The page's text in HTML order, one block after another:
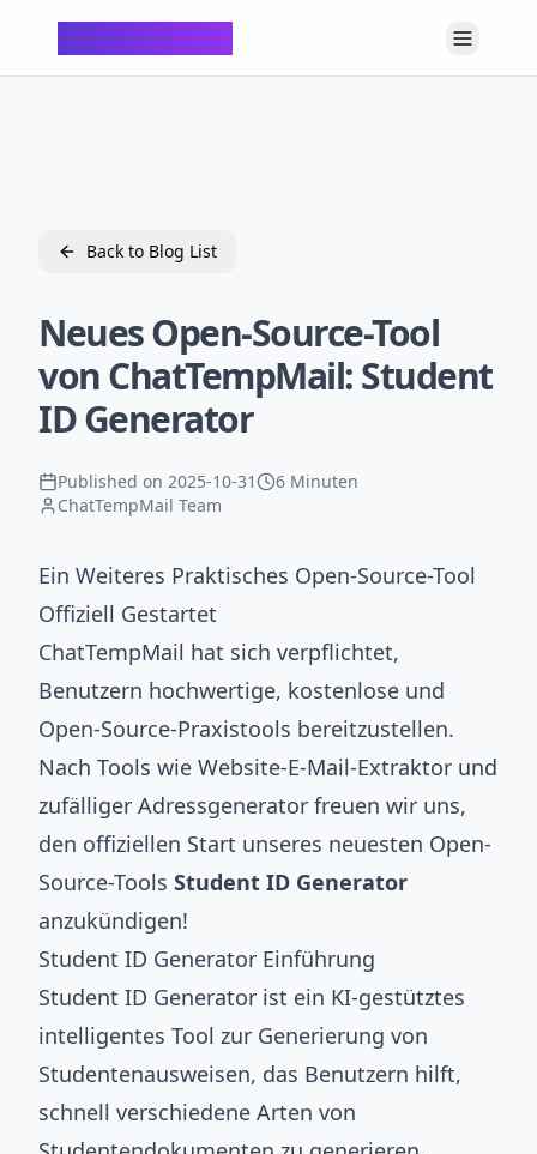
Back to Blog List
Neues Open-Source-Tool
von ChatTempMail: Student
ID Generator
Published on 2025-10-31
6 Minuten
ChatTempMail Team
Ein Weiteres Praktisches Open-Source-Tool
Offiziell Gestartet
ChatTempMail hat sich verpflichtet,
Benutzern hochwertige, kostenlose und
Open-Source-Praxistools bereitzustellen.
Nach Tools wie Website-E-Mail-Extraktor und
zufälliger Adressgenerator freuen wir uns,
den offiziellen Start unseres neuesten Open-
Source-Tools Student ID Generator
anzukündigen!
Student ID Generator Einführung
Student ID Generator ist ein KI-gestütztes
intelligentes Tool zur Generierung von
Studentenausweisen, das Benutzern hilft,
schnell verschiedene Arten von